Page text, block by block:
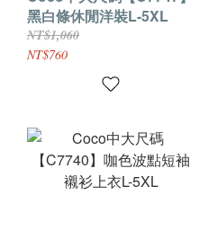
黑白條休閒洋裝L-5XL
NT$1,060
NT$760